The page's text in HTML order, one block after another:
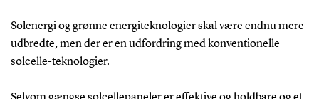
Solenergi og grønne energiteknologier skal være endnu mere
udbredte, men der er en udfordring med konventionelle
solcelle-teknologier.